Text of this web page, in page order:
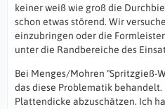
keiner weiß wie groß die
schon etwas störend. Wir
einzubringen oder die
unter die Randbereiche des
Bei Menges/Mohren "Spritzgieß-
das diese Problematik behandelt.
Plattendicke abzuschätzen. Ich